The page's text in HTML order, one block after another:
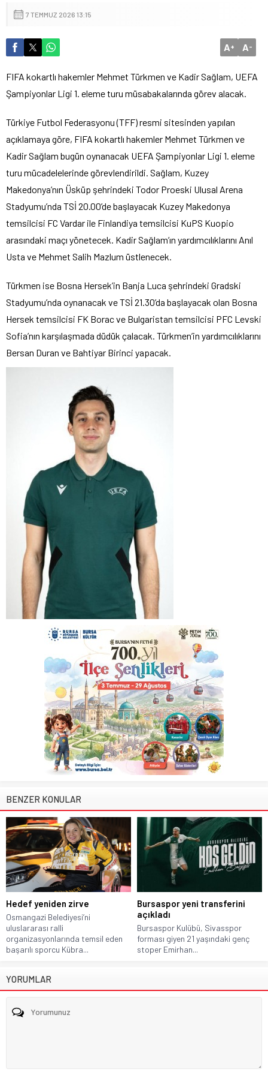
7 TEMMUZ 2026 13:15
A+ A-
FIFA kokartlı hakemler Mehmet Türkmen ve Kadir Sağlam, UEFA
Şampiyonlar Ligi 1. eleme turu müsabakalarında görev alacak.
Türkiye Futbol Federasyonu (TFF) resmi sitesinden yapılan
açıklamaya göre, FIFA kokartlı hakemler Mehmet Türkmen ve
Kadir Sağlam bugün oynanacak UEFA Şampiyonlar Ligi 1. eleme
turu mücadelelerinde görevlendirildi. Sağlam, Kuzey
Makedonya’nın Üsküp şehrindeki Todor Proeski Ulusal Arena
Stadyumu’nda TSİ 20.00’de başlayacak Kuzey Makedonya
temsilcisi FC Vardar ile Finlandiya temsilcisi KuPS Kuopio
arasındaki maçı yönetecek. Kadir Sağlam’ın yardımcılıklarını Anıl
Usta ve Mehmet Salih Mazlum üstlenecek.
Türkmen ise Bosna Hersek’in Banja Luca şehrindeki Gradski
Stadyumu’nda oynanacak ve TSİ 21.30’da başlayacak olan Bosna
Hersek temsilcisi FK Borac ve Bulgaristan temsilcisi PFC Levski
Sofia’nın karşılaşmada düdük çalacak. Türkmen’in yardımcılıklarını
Bersan Duran ve Bahtiyar Birinci yapacak.
BENZER KONULAR
Hedef yeniden zirve
Osmangazi Belediyesi’ni
uluslararası ralli
organizasyonlarında temsil eden
başarılı sporcu Kübra...
Bursaspor yeni transferini
açıkladı
Bursaspor Kulübü, Sivasspor
forması giyen 21 yaşındaki genç
stoper Emirhan...
YORUMLAR